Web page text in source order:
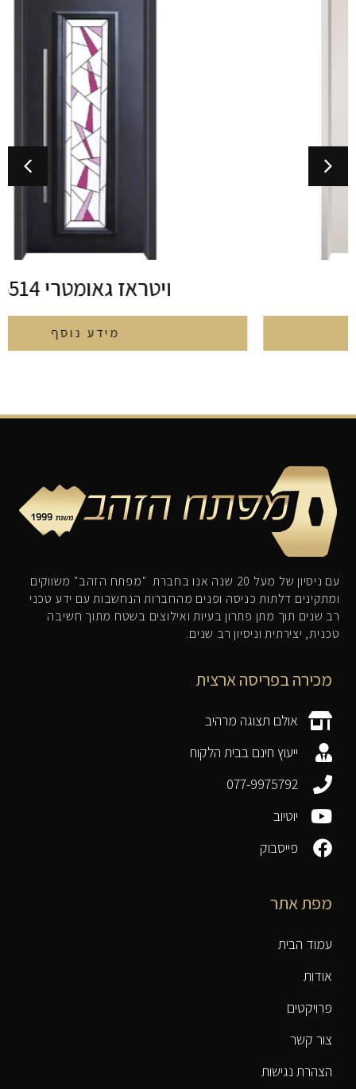
ויטראז גאומטרי 5514
עם ניסיון של מעל 20 שנה אנו בחברת "מפתח הזהב" משווקים
ומתקינים דלתות כניסה ופנים מהחברות הנחשבות עם ידע טכני
רב שנים תוך מתן פתרון בעיות ואילוצים בשטח מתוך חשיבה
טכנית, יצירתית וניסיון רב שנים.
מכירה בפריסה ארצית
אולם תצוגה מרהיב
ייעוץ חינם בבית הלקוח
077-9975792
יוטיוב
פייסבוק
מפת אתר
עמוד הבית
אודות
פרויקטים
צור קשר
הצהרת נגישות